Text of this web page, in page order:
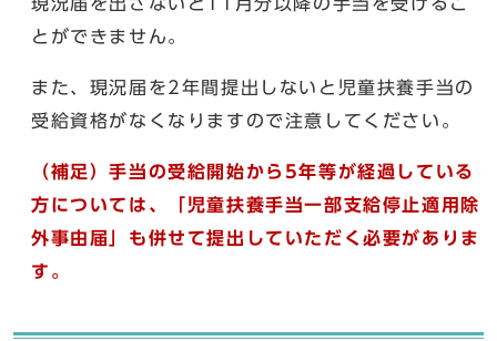
とができません。
また、現況届を2年間提出しないと児童扶養手当の
受給資格がなくなりますので注意してください。
（補足）手当の受給開始から5年等が経過している
方については、「児童扶養手当一部支給停止適用除
外事由届」も併せて提出していただく必要がありま
す。